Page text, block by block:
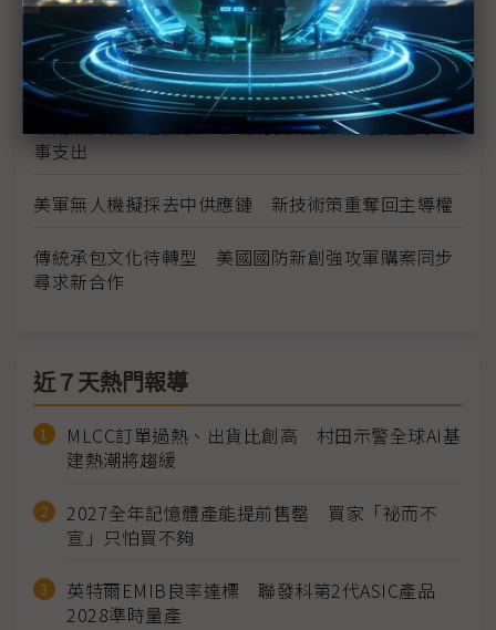
雲端AI太強邊緣AI難發展？ 台系晶片業者轉向非消
費領域求突破
軍用無人機快速擴散 市場規模成長率將超過全球軍
事支出
美軍無人機擬採去中供應鏈 新技術策重奪回主導權
傳統承包文化待轉型 美國國防新創強攻軍購案同步
尋求新合作
近７天熱門報導
MLCC訂單過熱、出貨比創高 村田示警全球AI基
建熱潮將趨緩
2027全年記憶體產能提前售罄 買家「祕而不
宣」只怕買不夠
英特爾EMIB良率達標 聯發科第2代ASIC產品
2028準時量產